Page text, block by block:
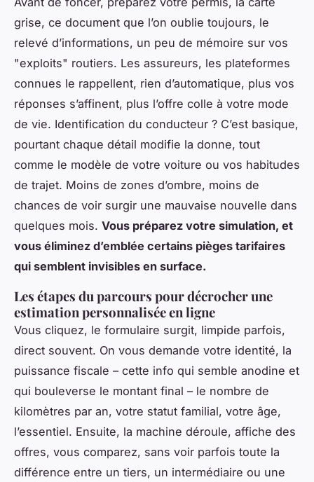
grise, ce document que l’on oublie toujours, le
relevé d’informations, un peu de mémoire sur vos
"exploits" routiers. Les assureurs, les plateformes
connues le rappellent, rien d’automatique, plus vos
réponses s’affinent, plus l’offre colle à votre mode
de vie. Identification du conducteur ? C’est basique,
pourtant chaque détail modifie la donne, tout
comme le modèle de votre voiture ou vos habitudes
de trajet. Moins de zones d’ombre, moins de
chances de voir surgir une mauvaise nouvelle dans
quelques mois. Vous préparez votre simulation, et
vous éliminez d’emblée certains pièges tarifaires
qui semblent invisibles en surface.
Les étapes du parcours pour décrocher une
estimation personnalisée en ligne
Vous cliquez, le formulaire surgit, limpide parfois,
direct souvent. On vous demande votre identité, la
puissance fiscale – cette info qui semble anodine et
qui bouleverse le montant final – le nombre de
kilomètres par an, votre statut familial, votre âge,
l’essentiel. Ensuite, la machine déroule, affiche des
offres, vous comparez, sans voir parfois toute la
différence entre un tiers, un intermédiaire ou une